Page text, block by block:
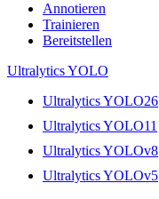
Annotieren
Trainieren
Bereitstellen
Ultralytics YOLO
Ultralytics YOLO26
Ultralytics YOLO11
Ultralytics YOLOv8
Ultralytics YOLOv5